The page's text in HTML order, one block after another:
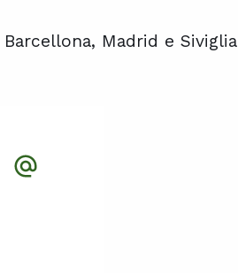
Madrid e Siviglia
Madrid e Siviglia
Madrid e Siviglia